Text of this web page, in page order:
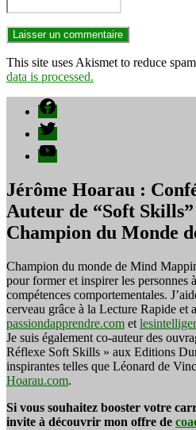
This site uses Akismet to reduce
data is processed.
Facebook
Twitter
YouTube
Jérôme Hoarau :
Auteur de “Soft
Champion du Monde
Champion du monde de Mind
pour former et inspirer les personnes
compétences comportementales.
cerveau grâce à la Lecture Rapide et
passiondapprendre.com et
Je suis également co-auteur des
Réflexe Soft Skills » aux Editions
inspirantes telles que Léonard de
Hoarau.com.
Si vous souhaitez booster votre
invite à découvrir mon offre de